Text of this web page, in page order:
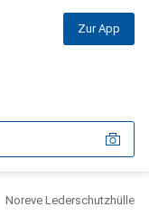
Zur App
Noreve Lederschutzhülle